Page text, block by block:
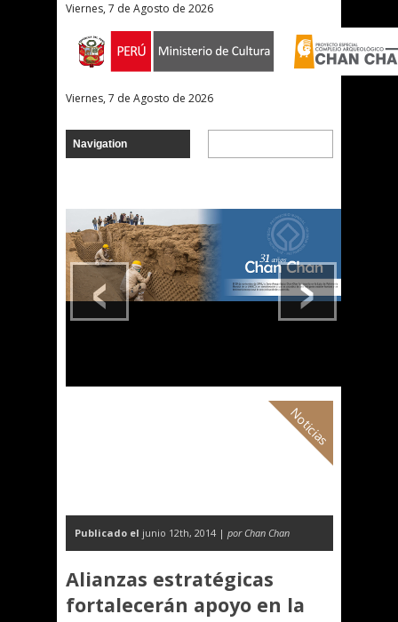
Viernes, 7 de Agosto de 2026
Viernes, 7 de Agosto de 2026
›
‹
Noticias
Publicado el junio 12th, 2014 | por Chan Chan
Alianzas estratégicas
fortalecerán apoyo en la